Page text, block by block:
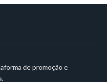
de promoção e